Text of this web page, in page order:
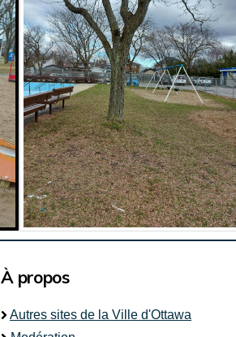
À propos
Autres sites de la Ville d'Ottawa